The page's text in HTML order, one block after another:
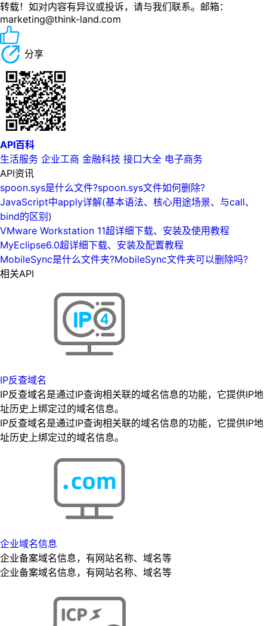
转载！如对内容有异议或投诉，请与我们联系。邮箱：
marketing@think-land.com
分享
API百科
生活服务 企业工商 金融科技 接口大全 电子商务
API资讯
spoon.sys是什么文件?spoon.sys文件如何删除?
JavaScript中apply详解(基本语法、核心用途场景、与call、
bind的区别)
VMware Workstation 11超详细下载、安装及使用教程
MyEclipse6.0超详细下载、安装及配置教程
MobileSync是什么文件夹?MobileSync文件夹可以删除吗?
相关API
IP反查域名
IP反查域名是通过IP查询相关联的域名信息的功能，它提供IP地
址历史上绑定过的域名信息。
IP反查域名是通过IP查询相关联的域名信息的功能，它提供IP地
址历史上绑定过的域名信息。
企业域名信息
企业备案域名信息，有网站名称、域名等
企业备案域名信息，有网站名称、域名等